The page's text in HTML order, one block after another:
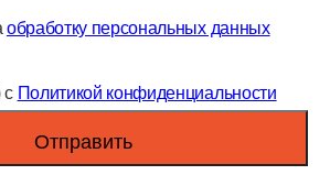
обработку персональных данных
с Политикой конфиденциальности